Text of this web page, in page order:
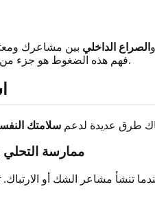
الصراع الداخلي بين مشاعرك
فهم هذه الضغوط هو جزء من.
طرق عديدة لدعم سلامتك
ممارسة
تنشأ مشاعر الشك أو